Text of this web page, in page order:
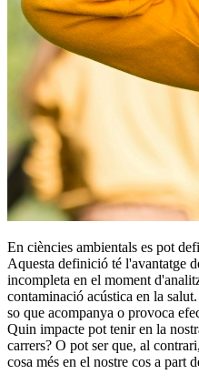
En ciències ambientals es pot
Aquesta definició té l'avantatge
incompleta en el moment
contaminació acústica en la
so que acompanya o provoca
Quin impacte pot tenir en la
carrers? O pot ser que, al
cosa més en el nostre cos a part